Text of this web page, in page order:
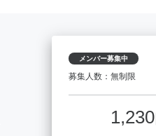
メンバー募集中
募集人数：無制限
1,230